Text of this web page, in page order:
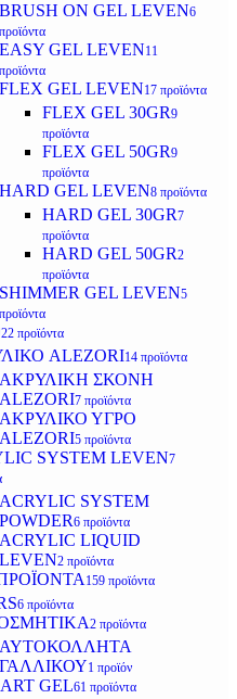
BRUSH ON GEL LEVEN6
προϊόντα
EASY GEL LEVEN11
προϊόντα
FLEX GEL LEVEN17 προϊόντα
FLEX GEL 30GR9
προϊόντα
FLEX GEL 50GR9
προϊόντα
HARD GEL LEVEN8 προϊόντα
HARD GEL 30GR7
προϊόντα
HARD GEL 50GR2
προϊόντα
SHIMMER GEL LEVEN5
προϊόντα
22 προϊόντα
ALEZORI14 προϊόντα
ΑΚΡΥΛΙΚΗ ΣΚΟΝΗ
ALEZORI7 προϊόντα
ΑΚΡΥΛΙΚΟ ΥΓΡΟ
ALEZORI5 προϊόντα
SYSTEM LEVEN7
ACRYLIC SYSTEM
POWDER6 προϊόντα
ACRYLIC LIQUID
LEVEN2 προϊόντα
159 προϊόντα
6 προϊόντα
2 προϊόντα
ΑΥΤΟΚΟΛΛΗΤΑ
ΓΑΛΛΙΚΟΥ1 προϊόν
GEL61 προϊόντα